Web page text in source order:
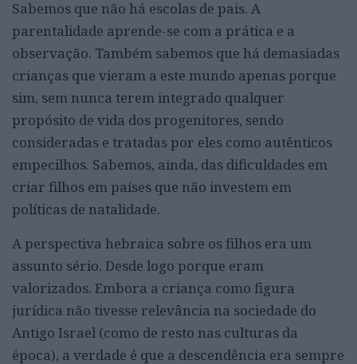
Sabemos que não há escolas de pais. A
parentalidade aprende-se com a prática e a
observação. Também sabemos que há demasiadas
crianças que vieram a este mundo apenas porque
sim, sem nunca terem integrado qualquer
propósito de vida dos progenitores, sendo
consideradas e tratadas por eles como autênticos
empecilhos. Sabemos, ainda, das dificuldades em
criar filhos em países que não investem em
políticas de natalidade.
A perspectiva hebraica sobre os filhos era um
assunto sério. Desde logo porque eram
valorizados. Embora a criança como figura
jurídica não tivesse relevância na sociedade do
Antigo Israel (como de resto nas culturas da
época), a verdade é que a descendência era sempre